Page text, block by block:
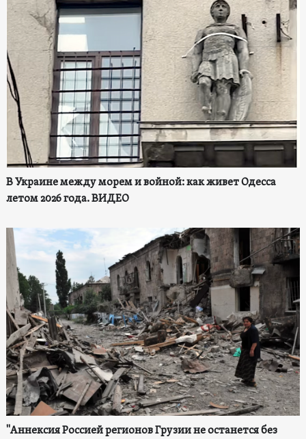
В Украине между морем и войной: как живет Одесса
летом 2026 года. ВИДЕО
"Аннексия Россией регионов Грузии не останется без